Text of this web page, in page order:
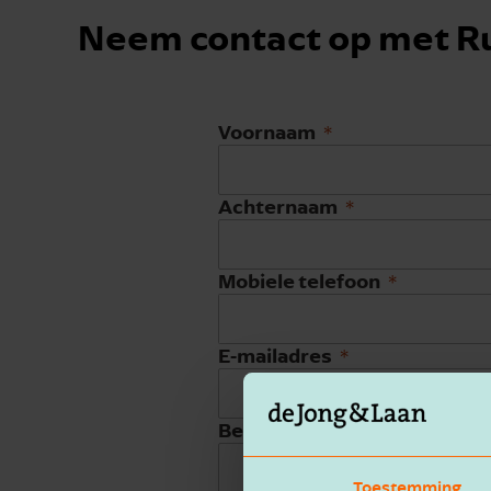
Neem contact op met
Voornaam
Achternaam
Mobiele telefoon
E-mailadres
Bedrijfsnaam